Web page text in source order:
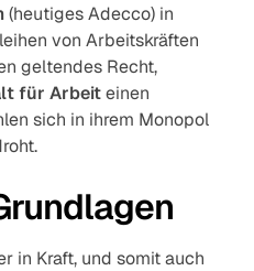
(heutiges Adecco) in
von Arbeitskräften
geltendes Recht,
für Arbeiteinen
sich in ihrem Monopol
in Kraft, und somit auch